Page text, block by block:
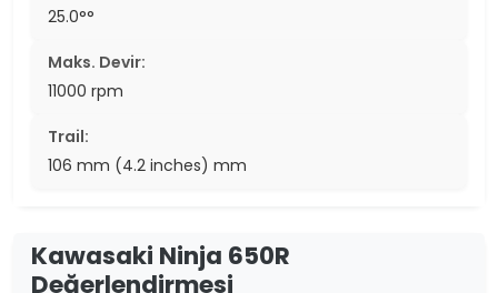
25.0°°
Maks. Devir:
11000 rpm
Trail:
106 mm (4.2 inches) mm
Kawasaki Ninja 650R
Değerlendirmesi